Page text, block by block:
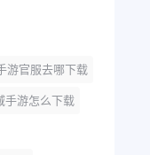
游官服去哪下载
手游怎么下载